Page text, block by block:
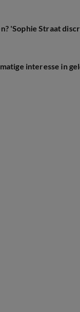
'Sophie Straat
interesse in